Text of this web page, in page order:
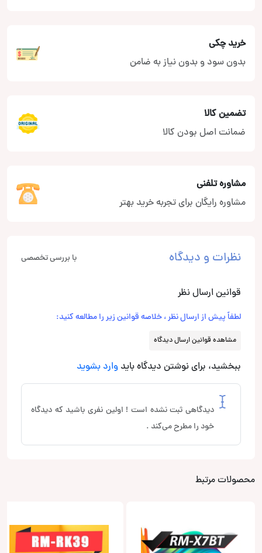
خرید چکی
بدون سود و بدون نیاز به ضامن
تضمین کالا
ضمانت اصل بودن کالا
مشاوره تلفنی
مشاوره رایگان برای تجربه خرید بهتر
نظرات و دیدگاه با بررسی تخصصی
قوانین ارسال نظر
لطفاً پیش از ارسال نظر ، خلاصه قوانین زیر را مطالعه کنید:
مشاهده قوانین ارسال دیدگاه
ببخشید، برای نوشتن دیدگاه باید وارد بشوید
دیدگاهی ثبت نشده است ! اولین نفری باشید که دیدگاه
خود را مطرح می‌کند .
محصولات مرتبط